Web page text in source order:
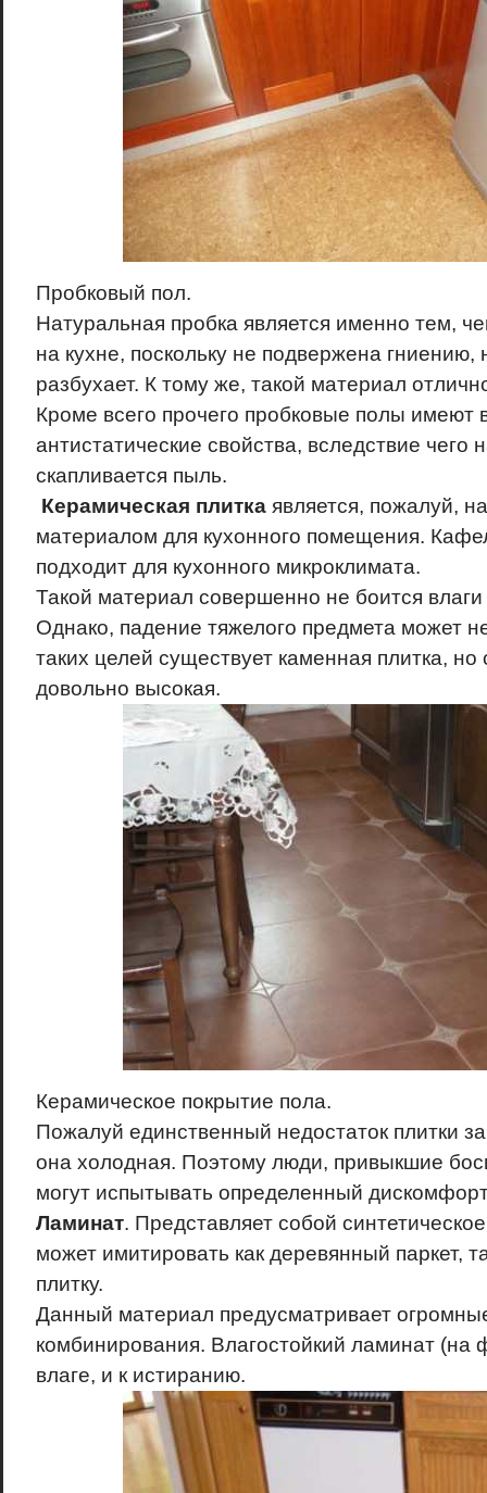
Пробковый пол.
Натуральная пробка является именно тем,
на кухне, поскольку не подвержена гниению,
разбухает. К тому же, такой материал
Кроме всего прочего пробковые полы имеют
антистатические свойства, вследствие чего
скапливается пыль.
Керамическая плиткаявляется, пожалуй,
материалом для кухонного помещения.
подходит для кухонного микроклимата.
Такой материал совершенно не боится
Однако, падение тяжелого предмета может
таких целей существует каменная плитка, но
довольно высокая.
Керамическое покрытие пола.
Пожалуй единственный недостаток плитки
она холодная. Поэтому люди, привыкшие
могут испытывать определенный
Ламинат. Представляет собой
может имитировать как деревянный паркет,
плитку.
Данный материал предусматривает
комбинирования. Влагостойкий ламинат (на
влаге, и к истиранию.